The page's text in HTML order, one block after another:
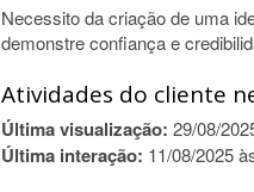
Necessito da criação de uma
demonstre confiança e
Atividades do cliente
Última visualização: 29/08/
Última interação: 11/08/2025